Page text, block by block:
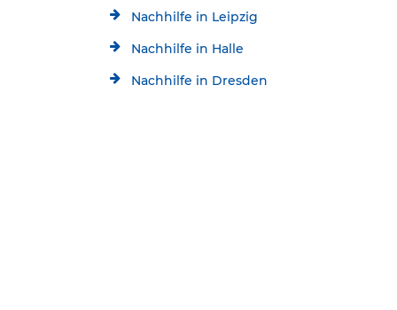
Nachhilfe in Leipzig
Nachhilfe in Halle
Nachhilfe in Dresden